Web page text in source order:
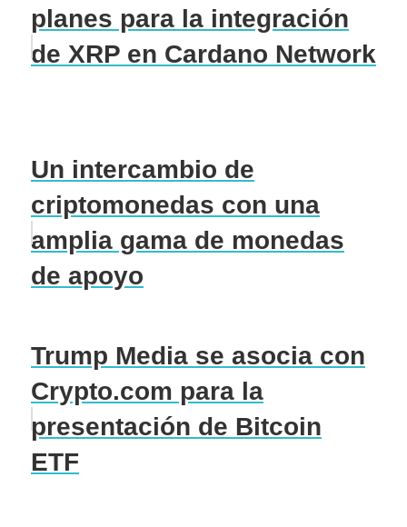
planes para la integración
de XRP en Cardano Network
Un intercambio de
criptomonedas con una
amplia gama de monedas
de apoyo
Trump Media se asocia con
Crypto.com para la
presentación de Bitcoin
ETF